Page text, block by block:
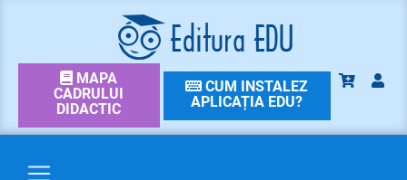
MAPA
CADRULUI
DIDACTIC
CUM INSTALEZ
APLICAȚIA EDU?